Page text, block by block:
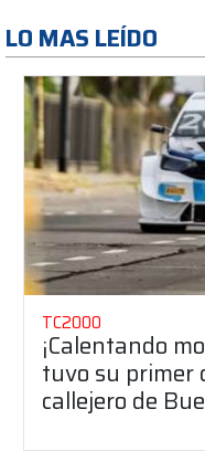
LO MAS LEÍDO
TC2000
¡Calentando
tuvo su primer
callejero de